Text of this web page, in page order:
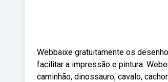
Webbaixe gratuitamente os
facilitar a impressão e pintura.
caminhão, dinossauro, cavalo,